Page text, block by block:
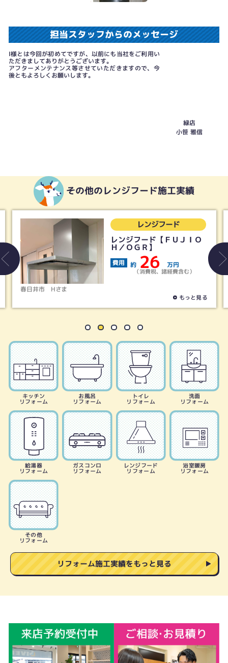
担当スタッフからのメッセージ
I様とは今回が初めてですが、以前にも当社をご利用い
ただきましてありがとうございます。
アフターメンテナンス等させていただきますので、今
後ともよろしくお願いします。
緑店
小笹 雅信
その他のレンジフード施工実績
春日井市 Hさま
レンジフード
レンジフード【ＦＵＪＩＯ
Ｈ／ＯＧＲ】
費用 約 26 万円
（消費税、諸経費含む）
もっと見る
キッチン
リフォーム
お風呂
リフォーム
トイレ
リフォーム
洗面
リフォーム
給湯器
リフォーム
ガスコンロ
リフォーム
レンジフード
リフォーム
浴室暖房
リフォーム
その他
リフォーム
リフォーム施工実績をもっと見る